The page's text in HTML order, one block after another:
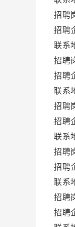
招聘
招聘
联系
招聘
招聘
联系
招聘
招聘
联系
招聘
招聘
联系
招聘
招聘